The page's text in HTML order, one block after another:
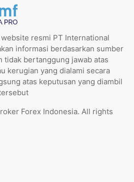
website resmi PT International
informasi berdasarkan sumber
tidak bertanggung jawab atas
kerugian yang dialami secara
atas keputusan yang diambil
Forex Indonesia. All rights